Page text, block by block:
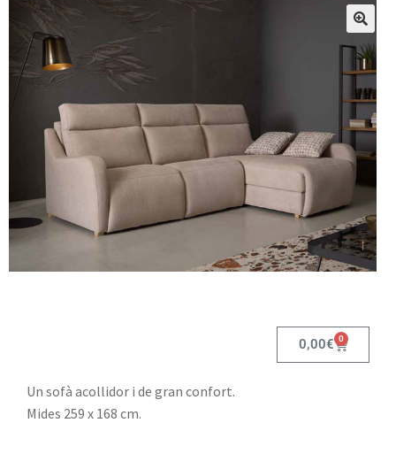
0,00€ 0
Un sofà acollidor i de gran confort.
Mides 259 x 168 cm.